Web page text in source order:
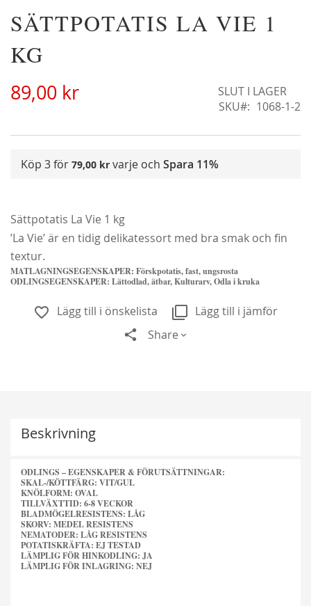
Christine Hélène'
Klematis Summer Snow/Paul Farges
Alchymist
229,00 kr
Från179,00 kr
SÄTTPOTATIS LA VIE 1
KG
89,00 kr
SLUT I LAGER
SKU
1068-1-2
Köp 3 för 79,00 kr varje och Spara 11%
Sättpotatis La Vie 1 kg
’La Vie’ är en tidig delikatessort med bra smak och fin
textur.
MATLAGNINGSEGENSKAPER: Förskpotatis, fast, ungsrosta
ODLINGSEGENSKAPER: Lättodlad, ätbar, Kulturarv, Odla i kruka
Lägg till i önskelista
Lägg till i jämför
Share
Hoppa
till
början
av
Beskrivning
ODLINGS – EGENSKAPER & FÖRUTSÄTTNINGAR:
SKAL-/KÖTTFÄRG: VIT/GUL
KNÖLFORM: OVAL
TILLVÄXTTID: 6-8 VECKOR
BLADMÖGELRESISTENS: LÅG
SKORV: MEDEL RESISTENS
NEMATODER: LÅG RESISTENS
POTATISKRÄFTA: EJ TESTAD
LÄMPLIG FÖR HINKODLING: JA
LÄMPLIG FÖR INLAGRING: NEJ